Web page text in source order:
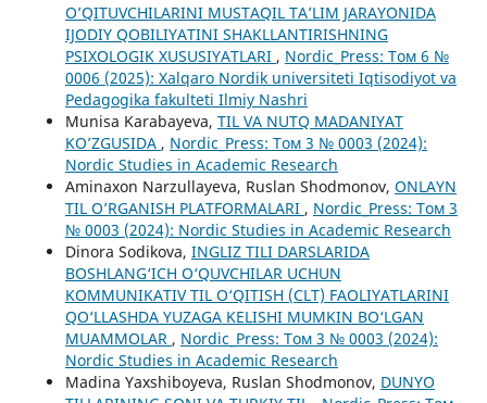
O’QITUVCHILARINI MUSTAQIL TA’LIM JARAYONIDA
IJODIY QOBILIYATINI SHAKLLANTIRISHNING
PSIXOLOGIK XUSUSIYATLARI , Nordic_Press: Том 6 №
0006 (2025): Xalqaro Nordik universiteti Iqtisodiyot va
Pedagogika fakulteti Ilmiy Nashri
Munisa Karabayeva, TIL VA NUTQ MADANIYAT
KO’ZGUSIDA , Nordic_Press: Том 3 № 0003 (2024):
Nordic Studies in Academic Research
Aminaxon Narzullayeva, Ruslan Shodmonov, ONLAYN
TIL O’RGANISH PLATFORMALARI , Nordic_Press: Том 3
№ 0003 (2024): Nordic Studies in Academic Research
Dinora Sodikova, INGLIZ TILI DARSLARIDA
BOSHLANG‘ICH O‘QUVCHILAR UCHUN
KOMMUNIKATIV TIL O‘QITISH (CLT) FAOLIYATLARINI
QO‘LLASHDA YUZAGA KELISHI MUMKIN BO‘LGAN
MUAMMOLAR , Nordic_Press: Том 3 № 0003 (2024):
Nordic Studies in Academic Research
Madina Yaxshiboyeva, Ruslan Shodmonov, DUNYO